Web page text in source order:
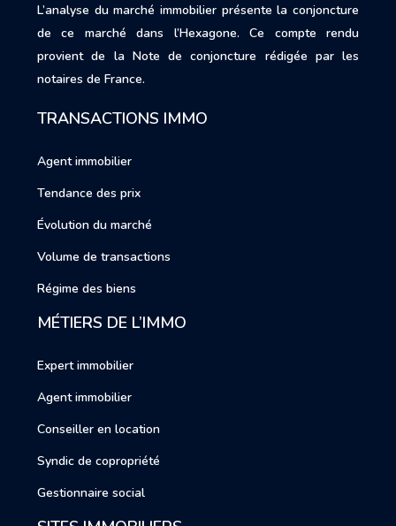
L’analyse du marché immobilier présente la conjoncture
de ce marché dans l’Hexagone. Ce compte rendu
provient de la Note de conjoncture rédigée par les
notaires de France.
TRANSACTIONS IMMO
Agent immobilier
Tendance des prix
Évolution du marché
Volume de transactions
Régime des biens
MÉTIERS DE L’IMMO
Expert immobilier
Agent immobilier
Conseiller en location
Syndic de copropriété
Gestionnaire social